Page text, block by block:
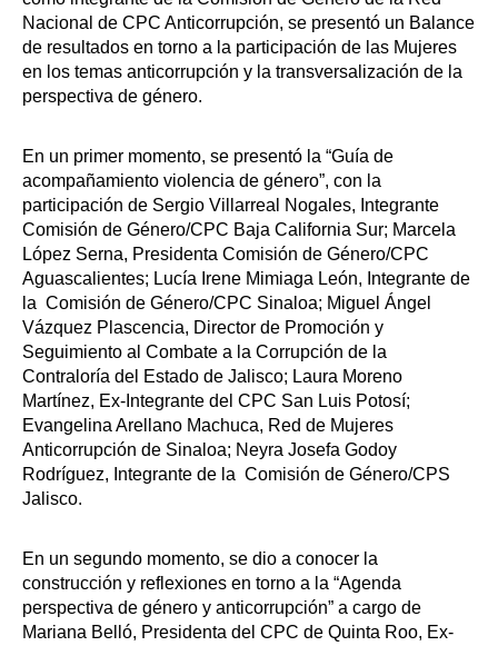
Nacional de CPC Anticorrupción, se presentó un Balance
de resultados en torno a la participación de las Mujeres
en los temas anticorrupción y la transversalización de la
perspectiva de género.
En un primer momento, se presentó la “Guía de
acompañamiento violencia de género”, con la
participación de Sergio Villarreal Nogales, Integrante
Comisión de Género/CPC Baja California Sur; Marcela
López Serna, Presidenta Comisión de Género/CPC
Aguascalientes; Lucía Irene Mimiaga León, Integrante de
la Comisión de Género/CPC Sinaloa; Miguel Ángel
Vázquez Plascencia, Director de Promoción y
Seguimiento al Combate a la Corrupción de la
Contraloría del Estado de Jalisco; Laura Moreno
Martínez, Ex-Integrante del CPC San Luis Potosí;
Evangelina Arellano Machuca, Red de Mujeres
Anticorrupción de Sinaloa; Neyra Josefa Godoy
Rodríguez, Integrante de la Comisión de Género/CPS
Jalisco.
En un segundo momento, se dio a conocer la
construcción y reflexiones en torno a la “Agenda
perspectiva de género y anticorrupción” a cargo de
Mariana Belló, Presidenta del CPC de Quinta Roo, Ex-